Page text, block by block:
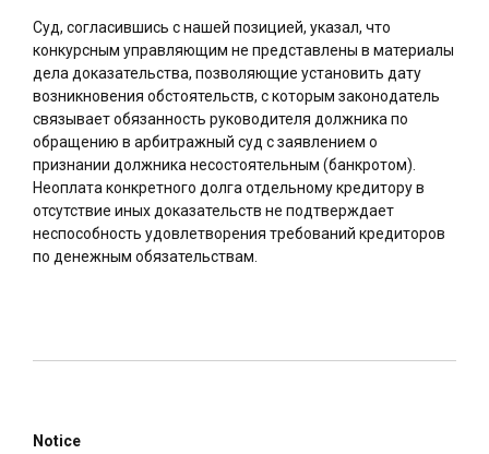
Суд, согласившись с нашей позицией, указал, что
конкурсным управляющим не представлены в материалы
дела доказательства, позволяющие установить дату
возникновения обстоятельств, с которым законодатель
связывает обязанность руководителя должника по
обращению в арбитражный суд с заявлением о
признании должника несостоятельным (банкротом).
Неоплата конкретного долга отдельному кредитору в
отсутствие иных доказательств не подтверждает
неспособность удовлетворения требований кредиторов
по денежным обязательствам.
Notice